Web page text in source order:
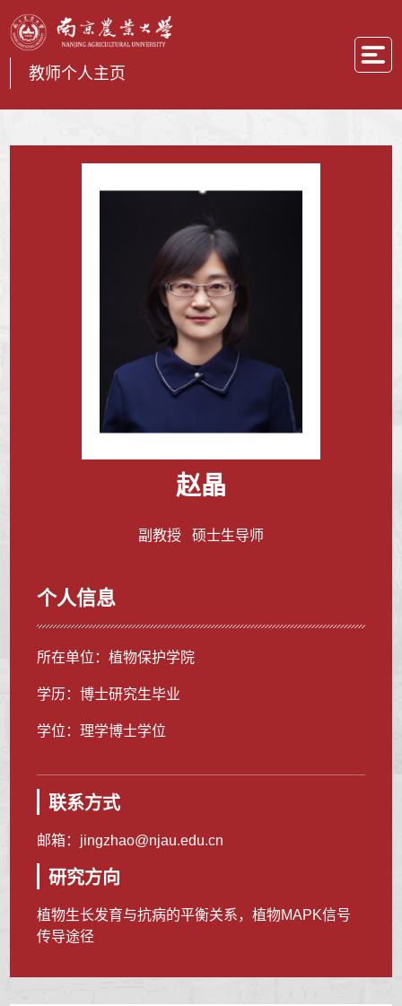
教师个人主页
赵晶
副教授 硕士生导师
个人信息
所在单位：植物保护学院
学历：博士研究生毕业
学位：理学博士学位
联系方式
邮箱： jingzhao@njau.edu.cn
研究方向
植物生长发育与抗病的平衡关系，植物MAPK信号
传导途径